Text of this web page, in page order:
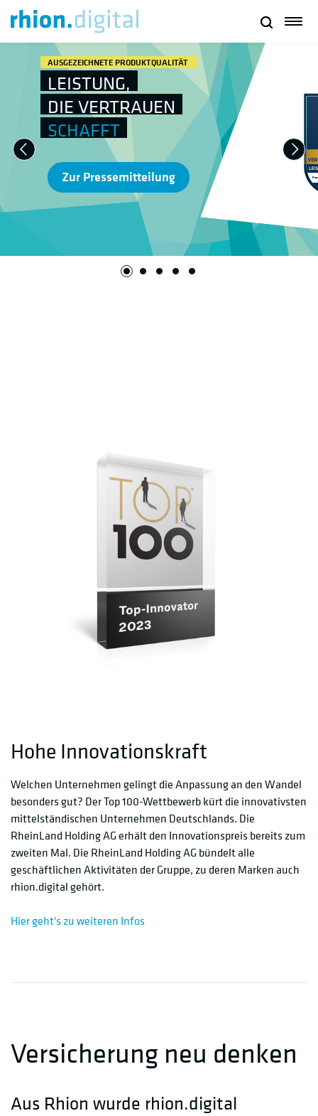
PROCONTRA-UMFRAGE: MAKLERS LIEBLINGE 2026
JETZT ONLINE
FÜR UNS
ABSTIMMEN!
Zur Makler-Umfrage
Previous Next
Hohe Innovationskraft
Welchen Unternehmen gelingt die Anpassung an den Wandel
besonders gut? Der Top 100-Wettbewerb kürt die innovativsten
mittelständischen Unternehmen Deutschlands. Die
RheinLand Holding AG erhält den Innovationspreis bereits zum
zweiten Mal. Die RheinLand Holding AG bündelt alle
geschäftlichen Aktivitäten der Gruppe, zu deren Marken auch
rhion.digital gehört.
Hier geht's zu weiteren Infos
Versicherung neu denken
Aus Rhion wurde rhion.digital